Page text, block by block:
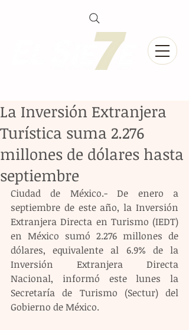
La Inversión Extranjera
Turística suma 2.276
millones de dólares hasta
septiembre
Ciudad de México.- De enero a
septiembre de este año, la Inversión
Extranjera Directa en Turismo (IEDT)
en México sumó 2.276 millones de
dólares, equivalente al 6.9% de la
Inversión Extranjera Directa
Nacional, informó este lunes la
Secretaría de Turismo (Sectur) del
Gobierno de México.